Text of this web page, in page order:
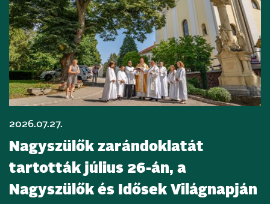
2026.07.27.
Nagyszülők zarándoklatát
tartották július 26-án, a
Nagyszülők és Idősek Világnapján